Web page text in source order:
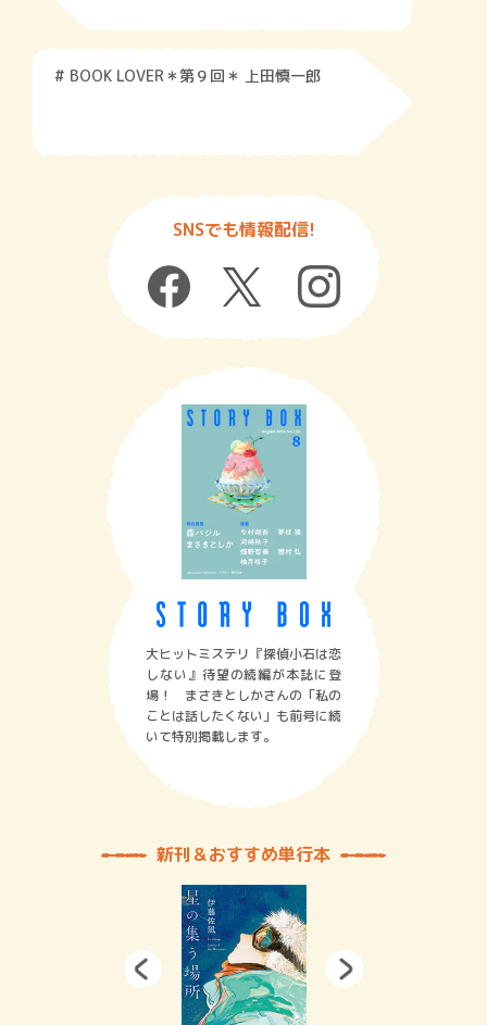
# BOOK LOVER＊第９回＊ 上田慎一郎
SNSでも情報配信!
大ヒットミステリ『探偵小石は恋
しない』待望の続編が本誌に登
場！ まさきとしかさんの「私の
ことは話したくない」も前号に続
いて特別掲載します。
新刊＆おすすめ単行本